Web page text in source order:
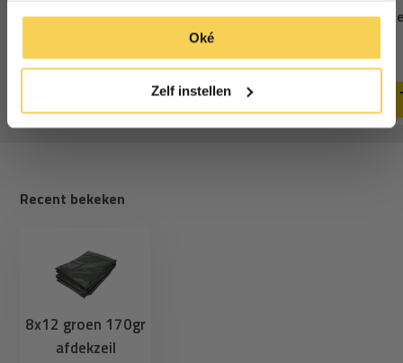
manier. Klik op 'Oké' om alle cookies te accepteren. Of
klik op ‘alleen essentiele’ als je niet akkoord gaat met
cookies.
Oké
Zelf instellen
8x12 groen 100gr afdekzeil
Deliverytime
8x12 groen 250gr
Deliverytime
Recent bekeken
8x12 groen 170gr
afdekzeil
*Geldig bij minimale besteding vanaf €75